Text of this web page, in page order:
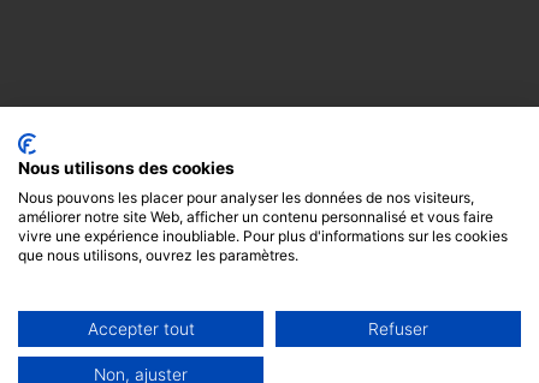
Copyright
© 2024 -
GODOT &
Mentions
Nous utilisons des cookies
Nous pouvons les placer pour analyser les données de nos visiteurs,
améliorer notre site Web, afficher un contenu personnalisé et vous faire
vivre une expérience inoubliable. Pour plus d'informations sur les cookies
que nous utilisons, ouvrez les paramètres.
Accepter tout Refuser
Non, ajuster